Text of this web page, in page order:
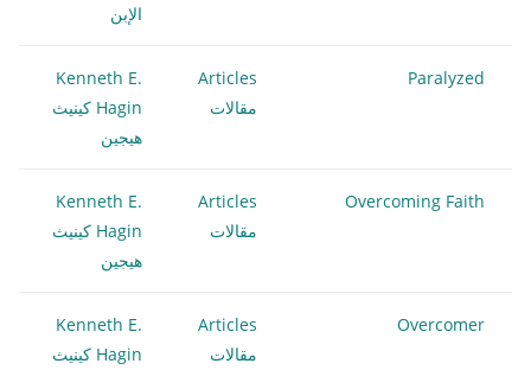
الإبن
Paralyzed
Articles
مقالات
Kenneth E.
Hagin كينيث
هيجين
Overcoming Faith
Articles
مقالات
Kenneth E.
Hagin كينيث
هيجين
Overcomer
Articles
مقالات
Kenneth E.
Hagin كينيث